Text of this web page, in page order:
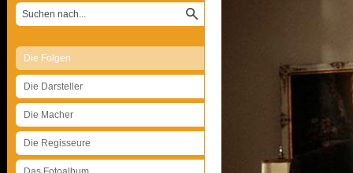
Die Folgen
Die Darsteller
Die Macher
Die Regisseure